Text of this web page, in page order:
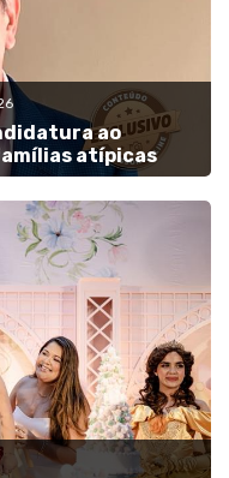
ao
atípicas